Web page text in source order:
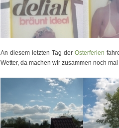
An diesem letzten Tag der Osterferien
Wetter, da machen wir zusammen noch